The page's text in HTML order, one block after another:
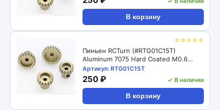
В корзину
☆☆☆☆☆
Пиньен RCTurn (#RTG01C15T)
Aluminum 7075 Hard Coated M0.6
Motor Pinions Gear - Ti Gold
Артикул: RTG01C15T
250 ₽ ✓ В наличии
В корзину